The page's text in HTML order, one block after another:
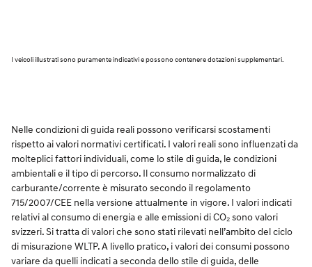
I veicoli illustrati sono puramente indicativi e possono contenere dotazioni supplementari.
Nelle condizioni di guida reali possono verificarsi scostamenti
rispetto ai valori normativi certificati. I valori reali sono influenzati da
molteplici fattori individuali, come lo stile di guida, le condizioni
ambientali e il tipo di percorso. Il consumo normalizzato di
carburante/corrente è misurato secondo il regolamento
715/2007/CEE nella versione attualmente in vigore. I valori indicati
relativi al consumo di energia e alle emissioni di CO₂ sono valori
svizzeri. Si tratta di valori che sono stati rilevati nell’ambito del ciclo
di misurazione WLTP. A livello pratico, i valori dei consumi possono
variare da quelli indicati a seconda dello stile di guida, delle